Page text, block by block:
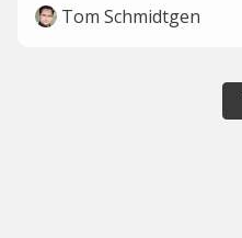
Tom Schmidtgen